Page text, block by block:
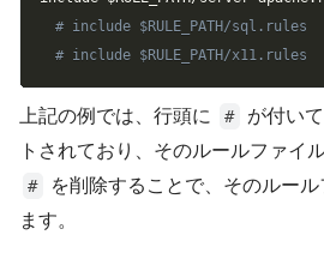
# include $RULE_PATH/sql.rules
# include $RULE_PATH/x11.rules
上記の例では、行頭に #
が付い
トされており、そのルールファイ
#
を削除することで、そのルー
ます。